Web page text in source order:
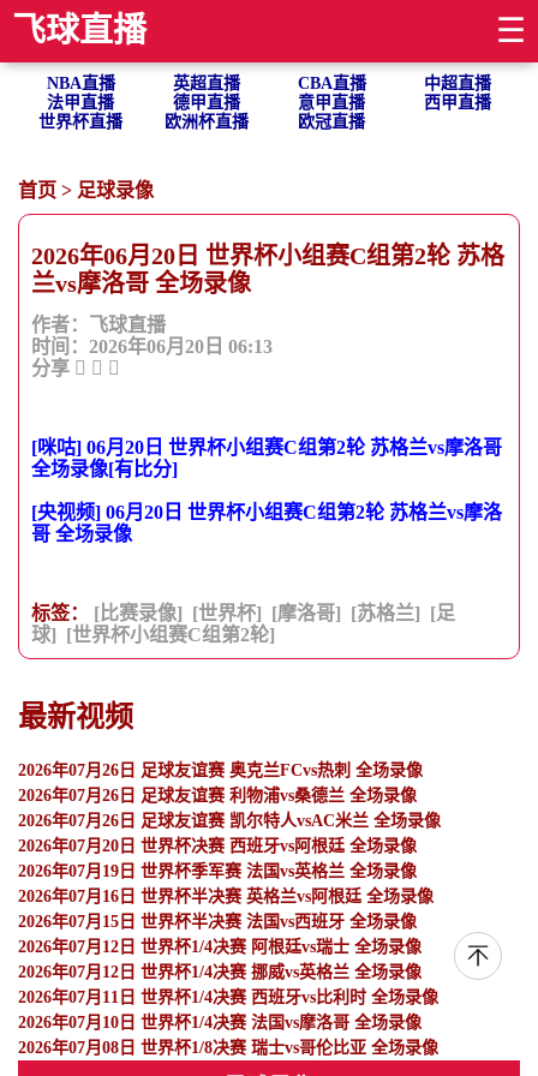
飞球直播 ☰
NBA直播 英超直播 CBA直播
中超直播
法甲直播
德甲直播 意甲直播
西甲直播
世界杯直播
欧洲杯直播 欧冠直播
首页 > 足球录像
2026年06月20日 世界杯小组赛C组第2轮 苏格
兰vs摩洛哥 全场录像
作者：飞球直播
时间：2026年06月20日 06:13
分享
[咪咕] 06月20日 世界杯小组赛C组第2轮 苏格兰vs摩洛哥
全场录像[有比分]
[央视频] 06月20日 世界杯小组赛C组第2轮 苏格兰vs摩洛
哥 全场录像
标签： [比赛录像] [世界杯] [摩洛哥] [苏格兰] [足
球] [世界杯小组赛C组第2轮]
最新视频
2026年07月26日 足球友谊赛 奥克兰FCvs热刺 全场录像
2026年07月26日 足球友谊赛 利物浦vs桑德兰 全场录像
2026年07月26日 足球友谊赛 凯尔特人vsAC米兰 全场录像
2026年07月20日 世界杯决赛 西班牙vs阿根廷 全场录像
2026年07月19日 世界杯季军赛 法国vs英格兰 全场录像
2026年07月16日 世界杯半决赛 英格兰vs阿根廷 全场录像
2026年07月15日 世界杯半决赛 法国vs西班牙 全场录像
2026年07月12日 世界杯1/4决赛 阿根廷vs瑞士 全场录像
2026年07月12日 世界杯1/4决赛 挪威vs英格兰 全场录像
2026年07月11日 世界杯1/4决赛 西班牙vs比利时 全场录像
2026年07月10日 世界杯1/4决赛 法国vs摩洛哥 全场录像
2026年07月08日 世界杯1/8决赛 瑞士vs哥伦比亚 全场录像